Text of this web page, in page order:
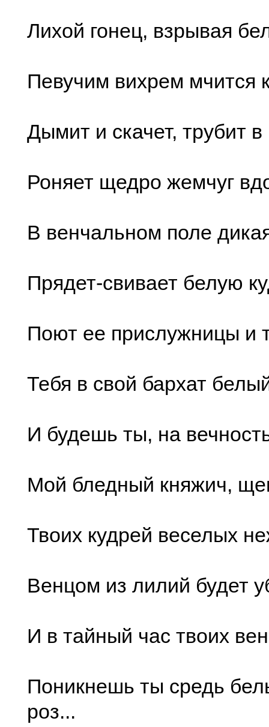
Лихой гонец, взрывая
Певучим вихрем мчится
Дымит и скачет, трубит в
Роняет щедро жемчуг
В венчальном поле
Прядет-свивает белую
Поют ее прислужницы и
Тебя в свой бархат
И будешь ты, на
Мой бледный княжич,
Твоих кудрей веселых
Венцом из лилий будет
И в тайный час твоих
Поникнешь ты средь
роз...